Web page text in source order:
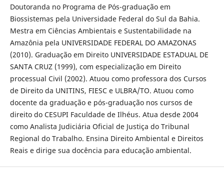
Doutoranda no Programa de Pós-graduação em
Biossistemas pela Universidade Federal do Sul da Bahia.
Mestra em Ciências Ambientais e Sustentabilidade na
Amazônia pela UNIVERSIDADE FEDERAL DO AMAZONAS
(2010). Graduação em Direito UNIVERSIDADE ESTADUAL DE
SANTA CRUZ (1999), com especialização em Direito
processual Civil (2002). Atuou como professora dos Cursos
de Direito da UNITINS, FIESC e ULBRA/TO. Atuou como
docente da graduação e pós-graduação nos cursos de
direito do CESUPI Faculdade de Ilhéus. Atua desde 2004
como Analista Judiciária Oficial de Justiça do Tribunal
Regional do Trabalho. Ensina Direito Ambiental e Direitos
Reais e dirige sua docência para educação ambiental.